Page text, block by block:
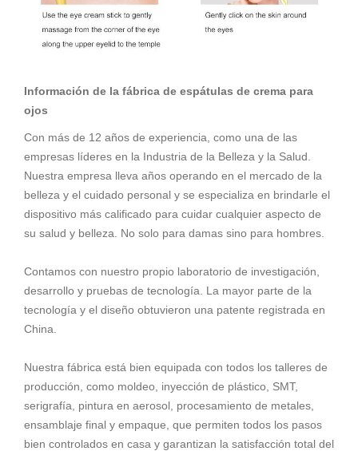
Información de la fábrica de espátulas de crema para
ojos
Con más de 12 años de experiencia, como una de las
empresas líderes en la Industria de la Belleza y la Salud.
Nuestra empresa lleva años operando en el mercado de la
belleza y el cuidado personal y se especializa en brindarle el
dispositivo más calificado para cuidar cualquier aspecto de
su salud y belleza. No solo para damas sino para hombres.
Contamos con nuestro propio laboratorio de investigación,
desarrollo y pruebas de tecnología. La mayor parte de la
tecnología y el diseño obtuvieron una patente registrada en
China.
Nuestra fábrica está bien equipada con todos los talleres de
producción, como moldeo, inyección de plástico, SMT,
serigrafía, pintura en aerosol, procesamiento de metales,
ensamblaje final y empaque, que permiten todos los pasos
bien controlados en casa y garantizan la satisfacción total del